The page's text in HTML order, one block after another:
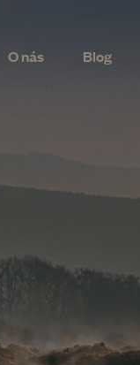
O nás Blog